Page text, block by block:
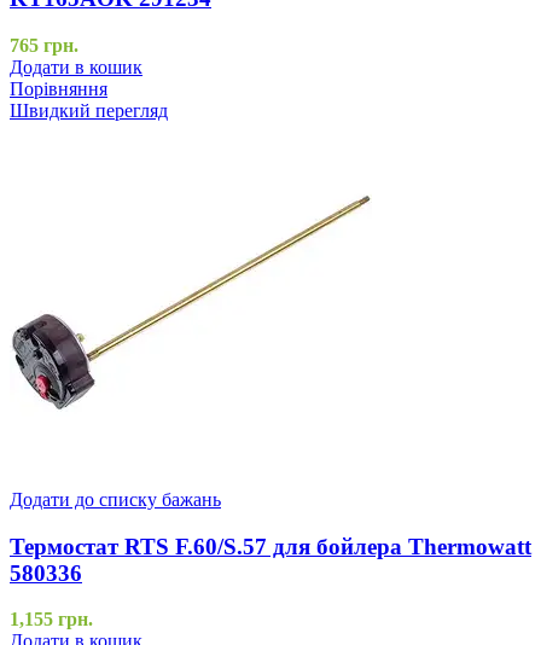
765 грн.
Додати в кошик
Порівняння
Швидкий перегляд
Додати до списку бажань
Термостат RTS F.60/S.57 для бойлера Thermowatt
580336
1,155 грн.